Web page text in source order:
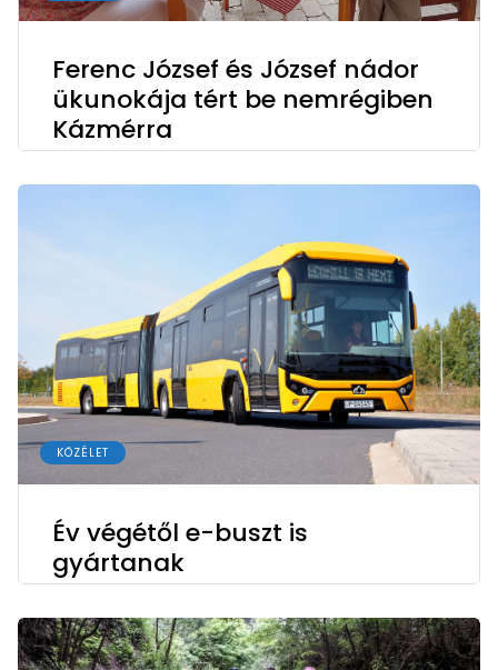
Ferenc József és József nádor
ükunokája tért be nemrégiben
Kázmérra
KÖZÉLET
Év végétől e-buszt is
gyártanak